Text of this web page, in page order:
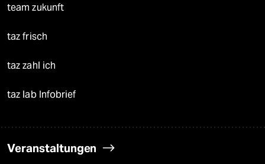
team zukunft
taz frisch
taz zahl ich
taz lab Infobrief
Veranstaltungen